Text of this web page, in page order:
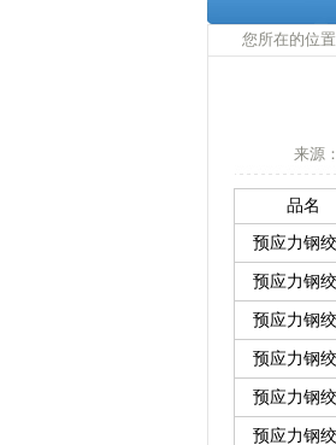
您所在的位置
来源：
品名
预应力钢
预应力钢
预应力钢
预应力钢
预应力钢
预应力钢